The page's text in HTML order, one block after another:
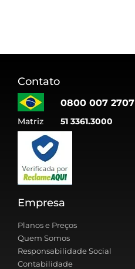
Contato
0800 007 2707
Matriz 51 3361.3000
Empresa
Planos e Preços
Quem Somos
Responsabilidade Social
Contabilidade